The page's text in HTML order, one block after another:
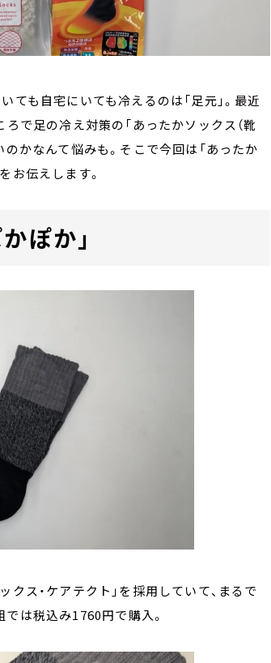
も自宅にいても冷えるのは「足元」。最近
で足の冷え対策の「あったかソックス（靴
かなんて悩みも。そこで今回は「あったか
お伝えします。
ぽか」
ス・ケアテクト」を採用していて、まるで
は税込み1760円で購入。